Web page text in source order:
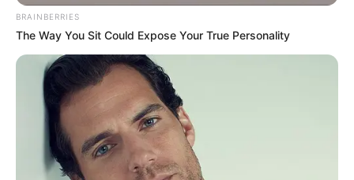
BRAINBERRIES
The Way You Sit Could Expose Your True Personality